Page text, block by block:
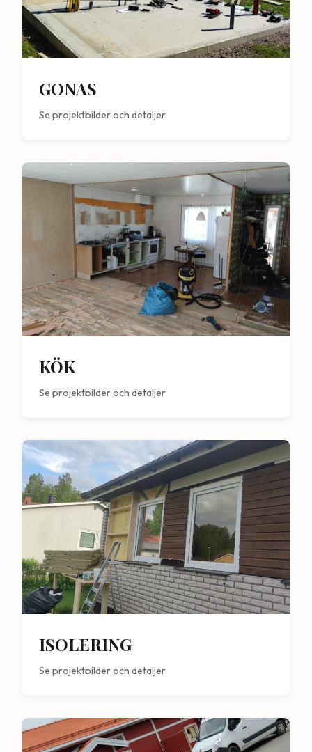
GONAS
Se projektbilder och detaljer
KÖK
Se projektbilder och detaljer
ISOLERING
Se projektbilder och detaljer